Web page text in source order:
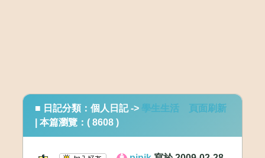
■ 日記分類： 個人日記 -> 學生生活
頁面刷新
| 本篇瀏覽：( 8608 )